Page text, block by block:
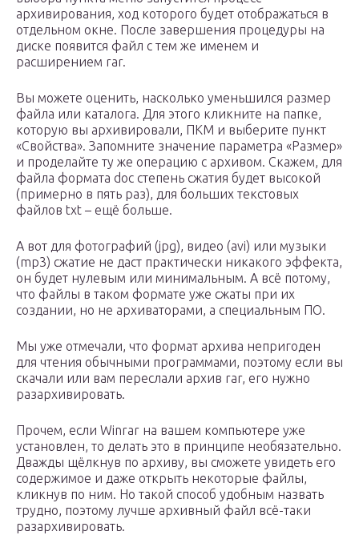
архивирования, ход которого будет отображаться в
отдельном окне. После завершения процедуры на
диске появится файл с тем же именем и
расширением rar.
Вы можете оценить, насколько уменьшился размер
файла или каталога. Для этого кликните на папке,
которую вы архивировали, ПКМ и выберите пункт
«Свойства». Запомните значение параметра «Размер»
и проделайте ту же операцию с архивом. Скажем, для
файла формата doc степень сжатия будет высокой
(примерно в пять раз), для больших текстовых
файлов txt – ещё больше.
А вот для фотографий (jpg), видео (avi) или музыки
(mp3) сжатие не даст практически никакого эффекта,
он будет нулевым или минимальным. А всё потому,
что файлы в таком формате уже сжаты при их
создании, но не архиваторами, а специальным ПО.
Мы уже отмечали, что формат архива непригоден
для чтения обычными программами, поэтому если вы
скачали или вам переслали архив rar, его нужно
разархивировать.
Прочем, если Winrar на вашем компьютере уже
установлен, то делать это в принципе необязательно.
Дважды щёлкнув по архиву, вы сможете увидеть его
содержимое и даже открыть некоторые файлы,
кликнув по ним. Но такой способ удобным назвать
трудно, поэтому лучше архивный файл всё-таки
разархивировать.